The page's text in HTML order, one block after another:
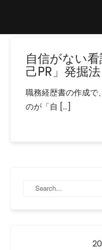
自信がない
己PR」発掘法
職務経歴書の作成で
のが「自 […]